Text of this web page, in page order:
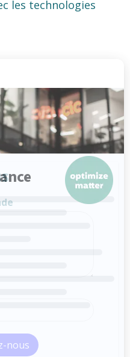
les technologies